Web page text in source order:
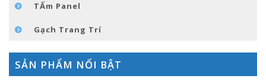
TẤm Panel
Gạch Trang Trí
SẢN PHẨM NỔI BẬT